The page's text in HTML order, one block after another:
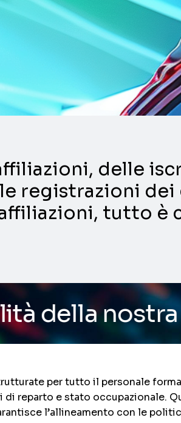
delle
registrazioni
tutto è
per tutto il personale
reparto e stato occupazionale.
l’allineamento con le